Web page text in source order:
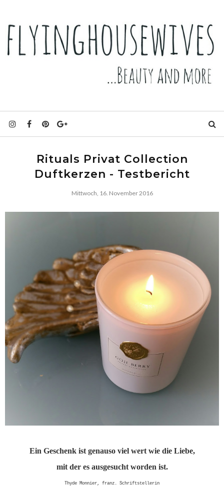
Rituals Privat Collection
Duftkerzen - Testbericht
Mittwoch, 16. November 2016
Ein Geschenk ist genauso viel wert wie die Liebe,
mit der es ausgesucht worden ist.
Thyde Monnier, franz. Schriftstellerin